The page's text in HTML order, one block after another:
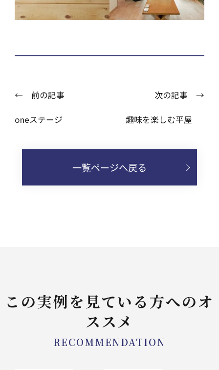
← 前の記事
oneステージ
一覧ページへ戻る
次の記事 →
趣味を楽しむ平屋
この実例を見ている方へのオ
ススメ
RECOMMENDATION